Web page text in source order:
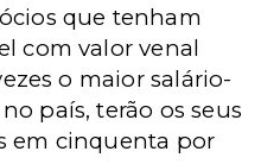
que tenham
com valor venal
o maior salário-
país, terão os seus
em cinquenta por